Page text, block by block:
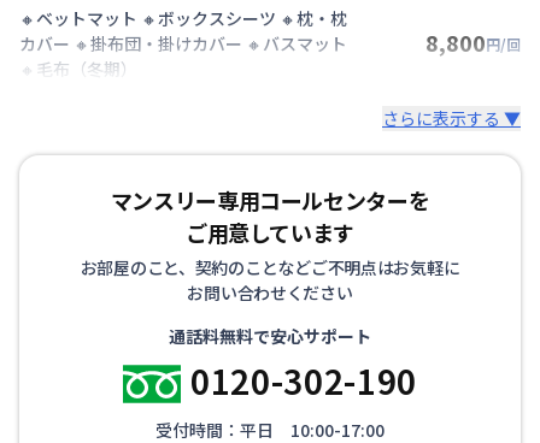
🔸ベットマット 🔸ボックスシーツ 🔸枕・枕
カバー 🔸掛布団・掛けカバー 🔸バスマット
🔸毛布（冬期）
8,800円/回
さらに表示する ▼
マンスリー専用コールセンターを
ご用意しています
お部屋のこと、契約のことなどご不明点はお気軽に
お問い合わせください
通話料無料で安心サポート
0120-302-190
受付時間：平日 10:00-17:00